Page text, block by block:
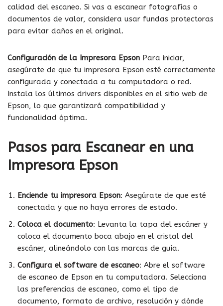
calidad del escaneo. Si vas a escanear fotografías o
documentos de valor, considera usar fundas protectoras
para evitar daños en el original.
Configuración de la Impresora Epson Para iniciar,
asegúrate de que tu impresora Epson esté correctamente
configurada y conectada a tu computadora o red.
Instala los últimos drivers disponibles en el sitio web de
Epson, lo que garantizará compatibilidad y
funcionalidad óptima.
Pasos para Escanear en una
Impresora Epson
Enciende tu impresora Epson: Asegúrate de que esté
conectada y que no haya errores de estado.
Coloca el documento: Levanta la tapa del escáner y
coloca el documento boca abajo en el cristal del
escáner, alineándolo con las marcas de guía.
Configura el software de escaneo: Abre el software
de escaneo de Epson en tu computadora. Selecciona
las preferencias de escaneo, como el tipo de
documento, formato de archivo, resolución y dónde